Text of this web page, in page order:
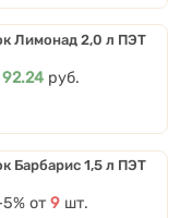
Лимонад 2,0 л ПЭТ
92.24 руб.
Барбарис 1,5 л ПЭТ
от количества
от9 шт.